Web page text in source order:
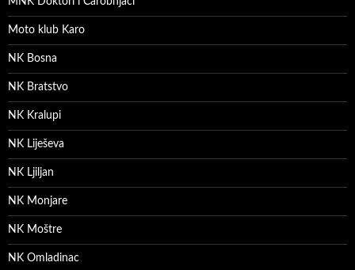
Moto klub Karo
NK Bosna
NK Bratstvo
NK Kralupi
NK Liješeva
NK Ljiljan
NK Monjare
NK Moštre
NK Omladinac